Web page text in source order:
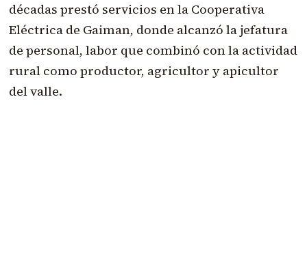
décadas prestó servicios en la Cooperativa
Eléctrica de Gaiman, donde alcanzó la jefatura
de personal, labor que combinó con la actividad
rural como productor, agricultor y apicultor
del valle.